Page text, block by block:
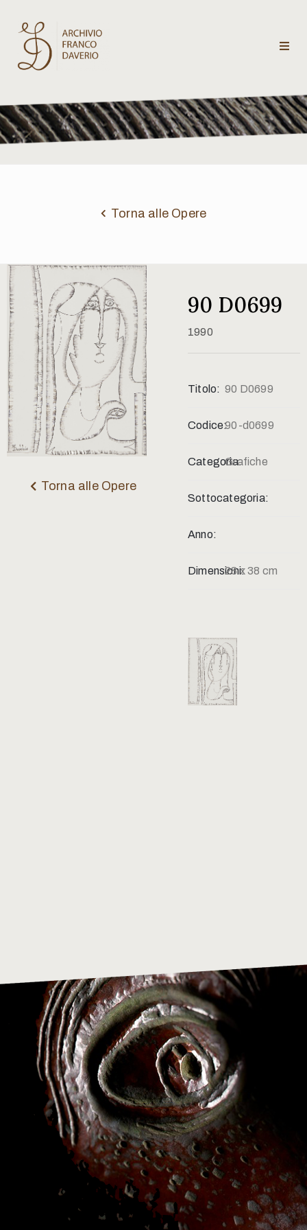
Archivio
Franco
Daverio
critici
Contatti
Torna alle Opere
Torna alle Opere
90 D0699
1990
Titolo: 90 D0699
Codice:90-d0699
Categoria:Grafiche
Sottocategoria:
Anno:
Dimensioni:28 x 38 cm